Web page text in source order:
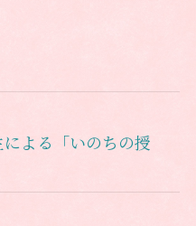
よる「いのちの授